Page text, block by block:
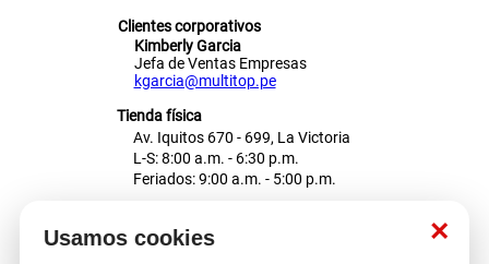
×
Usamos cookies
Clientes corporativos
Kimberly Garcia
Jefa de Ventas Empresas
kgarcia@multitop.pe
Tienda física
Av. Iquitos 670 - 699, La Victoria
L-S: 8:00 a.m. - 6:30 p.m.
Feriados: 9:00 a.m. - 5:00 p.m.